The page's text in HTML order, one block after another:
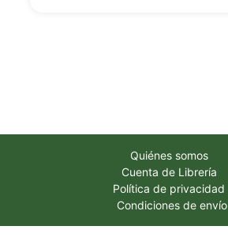
Quiénes somos
Cuenta de Librería
Política de privacidad
Condiciones de envío